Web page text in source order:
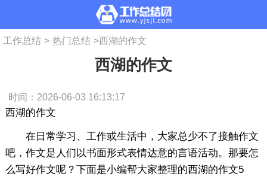
工作总结 > 热门总结 >西湖的作文
西湖的作文
时间：2026-06-03 16:13:17
西湖的作文
在日常学习、工作或生活中，大家总少不了接触作文
吧，作文是人们以书面形式表情达意的言语活动。那要怎
么写好作文呢？下面是小编帮大家整理的西湖的作文5